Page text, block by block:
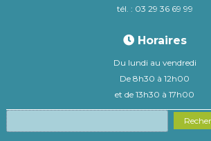
tél. : 03 29 36 69 99
Horaires
Du lundi au vendredi
De 8h30 à 12h00
et de 13h30 à 17h00